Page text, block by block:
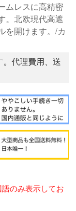
ムレスに高精密
。北欧現代高遮
を開けます。/カ
。代理費用、送
のみ表示してお